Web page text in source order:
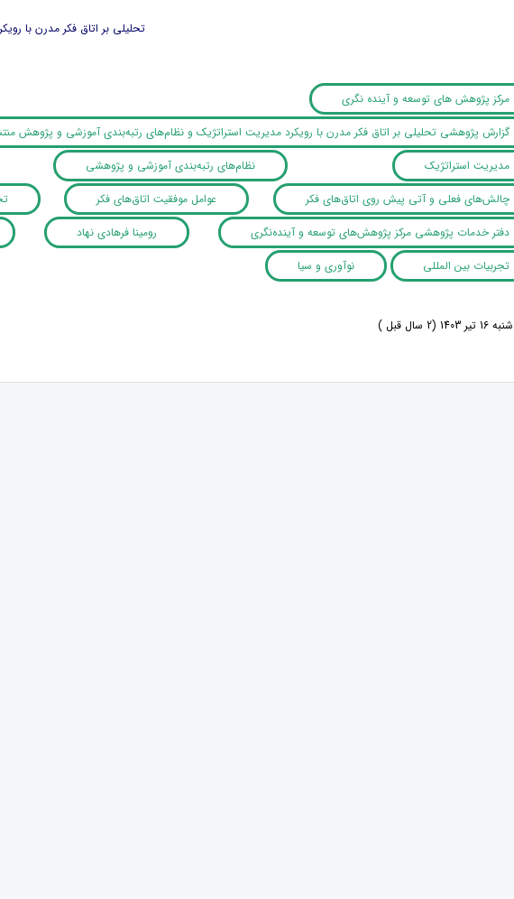
تحلیلی بر اتاق فکر مدرن با
مرکز پژوهش های توسعه و آینده نگری
گزارش پژوهشی تحلیلی بر اتاق فکر مدرن با رویکرد مدیریت استراتژیک و نظام‌های رتبه‌بندی آموزشی و پژوهش
مدیریت استراتژیک
نظام‌های رتبه‌بندی آموزشی و پژوهشی
چالش‌های فعلی و آتی پیش روی اتاق‌های فکر
عوامل موفقیت اتاق‌های فکر
دفتر خدمات پژوهشی مرکز پژوهش‌های توسعه و آینده‌نگری
رومینا فرهادی نهاد
تجربیات بین المللی
نوآوری و سیا
شنبه 16 تیر 1403 (2 سال قبل )